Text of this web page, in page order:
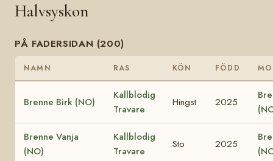
Halvsyskon
PÅ FADERSIDAN (200)
NAMN RAS KÖN FÖDD
Brenne Birk (NO)
Kallblodig
Travare
Hingst 2025
Brenne Vanja
(NO)
Kallblodig
Travare
Sto 2025